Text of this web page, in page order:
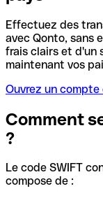
Effectuez des
avec Qonto, sans
frais clairs et d'un
maintenant vos
Ouvrez un
Comment
?
Le code SWIFT
compose de :